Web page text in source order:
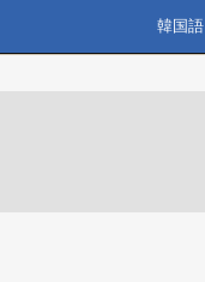
韓国語